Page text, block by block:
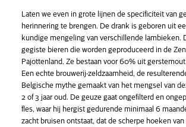
Laten we even in grote lijnen de specificiteit van
herinnering te brengen. De drank is geboren uit
kundige mengeling van verschillende lambieken.
gegiste bieren die worden geproduceerd in de
Pajottenland. Ze bestaan voor 60% uit
Een echte brouwerij-zeldzaamheid, de
Belgische mythe gemaakt van het mengsel van
2 of 3 jaar oud. De geuze gaat ongefilterd en
fles, waar hij hergist gedurende minimaal 6
zacht bruisen ontstaat, dat de scherpe hoeken